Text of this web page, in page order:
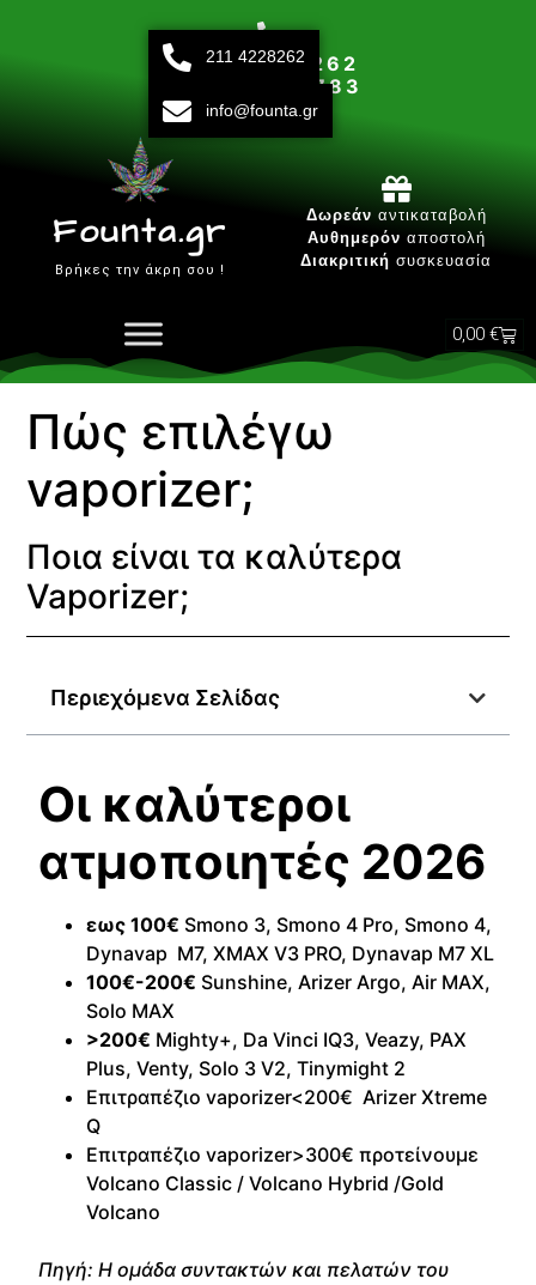
211 42 28 262
693 15 80 783
Δευτ-Παρ 10:00 - 20:00
Founta.gr
Βρήκες την άκρη σου !
Δωρεάν αντικαταβολή
Αυθημερόν αποστολή
Διακριτική συσκευασία
0,00 €
Πώς επιλέγω
vaporizer;
Ποια είναι τα καλύτερα
Vaporizer;
Περιεχόμενα Σελίδας
Οι καλύτεροι
ατμοποιητές 2026
εως 100€ Smono 3, Smono 4 Pro, Smono 4,
Dynavap M7, XMAX V3 PRO, Dynavap M7 XL
100€-200€ Sunshine, Arizer Argo, Air MAX,
Solo MAX
>200€ Mighty+, Da Vinci IQ3, Veazy, PAX
Plus, Venty, Solo 3 V2, Tinymight 2
Eπιτραπέζιο vaporizer<200€ Arizer Xtreme
Q
Επιτραπέζιο vaporizer>300€ προτείνουμε
Volcano Classic / Volcano Hybrid /Gold
Volcano
Πηγή: Η ομάδα συντακτών και πελατών του
211 4228262
info@founta.gr